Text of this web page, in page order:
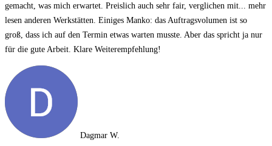
gemacht, was mich erwartet. Preislich auch sehr fair, verglichen mit... mehr
lesen anderen Werkstätten. Einiges Manko: das Auftragsvolumen ist so
groß, dass ich auf den Termin etwas warten musste. Aber das spricht ja nur
für die gute Arbeit. Klare Weiterempfehlung!
Dagmar W.